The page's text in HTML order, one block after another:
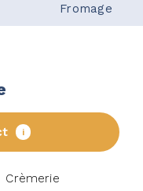
Fromage
i
Crèmerie